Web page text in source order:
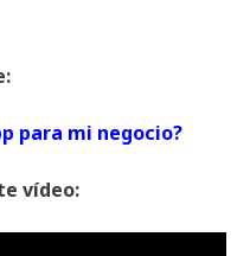
para mi negocio?
vídeo: